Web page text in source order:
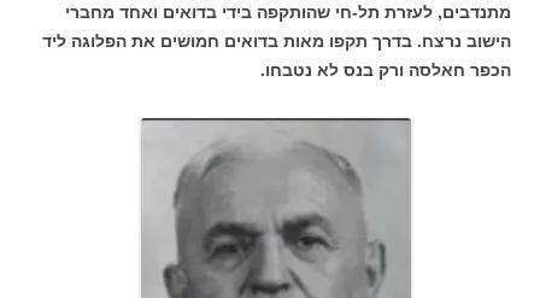
מתנדבים, לעזרת תל-חי שהותקפה בידי בדואים ואחד מחברי
הישוב נרצח. בדרך תקפו מאות בדואים חמושים את הפלוגה ליד
הכפר חאלסה ורק בנס לא נטבחו.